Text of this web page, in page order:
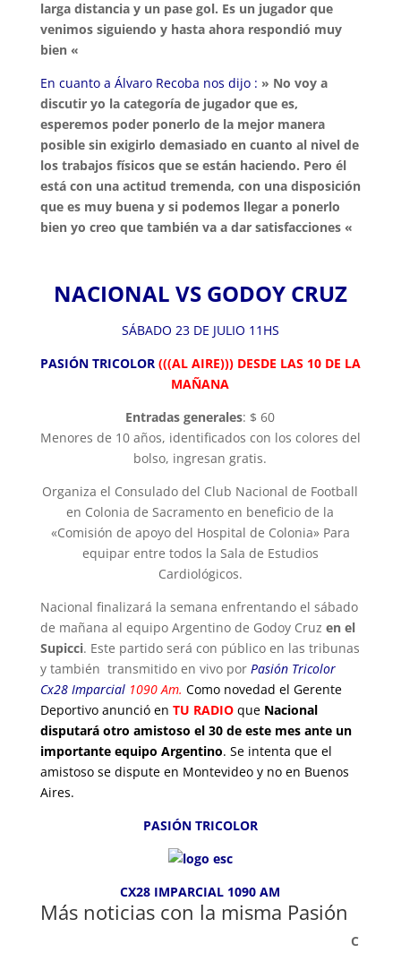
larga distancia y un pase gol. Es un jugador que
venimos siguiendo y hasta ahora respondió muy
bien «
En cuanto a Álvaro Recoba nos dijo : » No voy a
discutir yo la categoría de jugador que es,
esperemos poder ponerlo de la mejor manera
posible sin exigirlo demasiado en cuanto al nivel de
los trabajos físicos que se están haciendo. Pero él
está con una actitud tremenda, con una disposición
que es muy buena y si podemos llegar a ponerlo
bien yo creo que también va a dar satisfacciones «
NACIONAL VS GODOY CRUZ
SÁBADO 23 DE JULIO 11HS
PASIÓN TRICOLOR (((AL AIRE))) DESDE LAS 10 DE LA
MAÑANA
Entradas generales: $ 60
Menores de 10 años, identificados con los colores del
bolso, ingresan gratis.
Organiza el Consulado del Club Nacional de Football
en Colonia de Sacramento en beneficio de la
«Comisión de apoyo del Hospital de Colonia» Para
equipar entre todos la Sala de Estudios
Cardiológicos.
Nacional finalizará la semana enfrentando el sábado
de mañana al equipo Argentino de Godoy Cruz en el
Supicci. Este partido será con público en las tribunas
y también transmitido en vivo por Pasión Tricolor
Cx28 Imparcial 1090 Am. Como novedad el Gerente
Deportivo anunció en TU RADIOque Nacional
disputará otro amistoso el 30 de este mes ante un
importante equipo Argentino. Se intenta que el
amistoso se dispute en Montevideo y no en Buenos
Aires.
PASIÓN TRICOLOR
CX28 IMPARCIAL 1090 AM
Más noticias con la misma Pasión
C